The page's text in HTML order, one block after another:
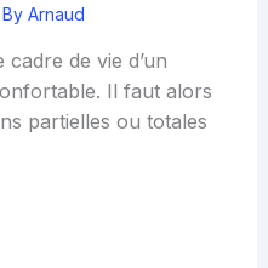
Arnaud
de vie d’un
Il faut alors
partielles ou totales